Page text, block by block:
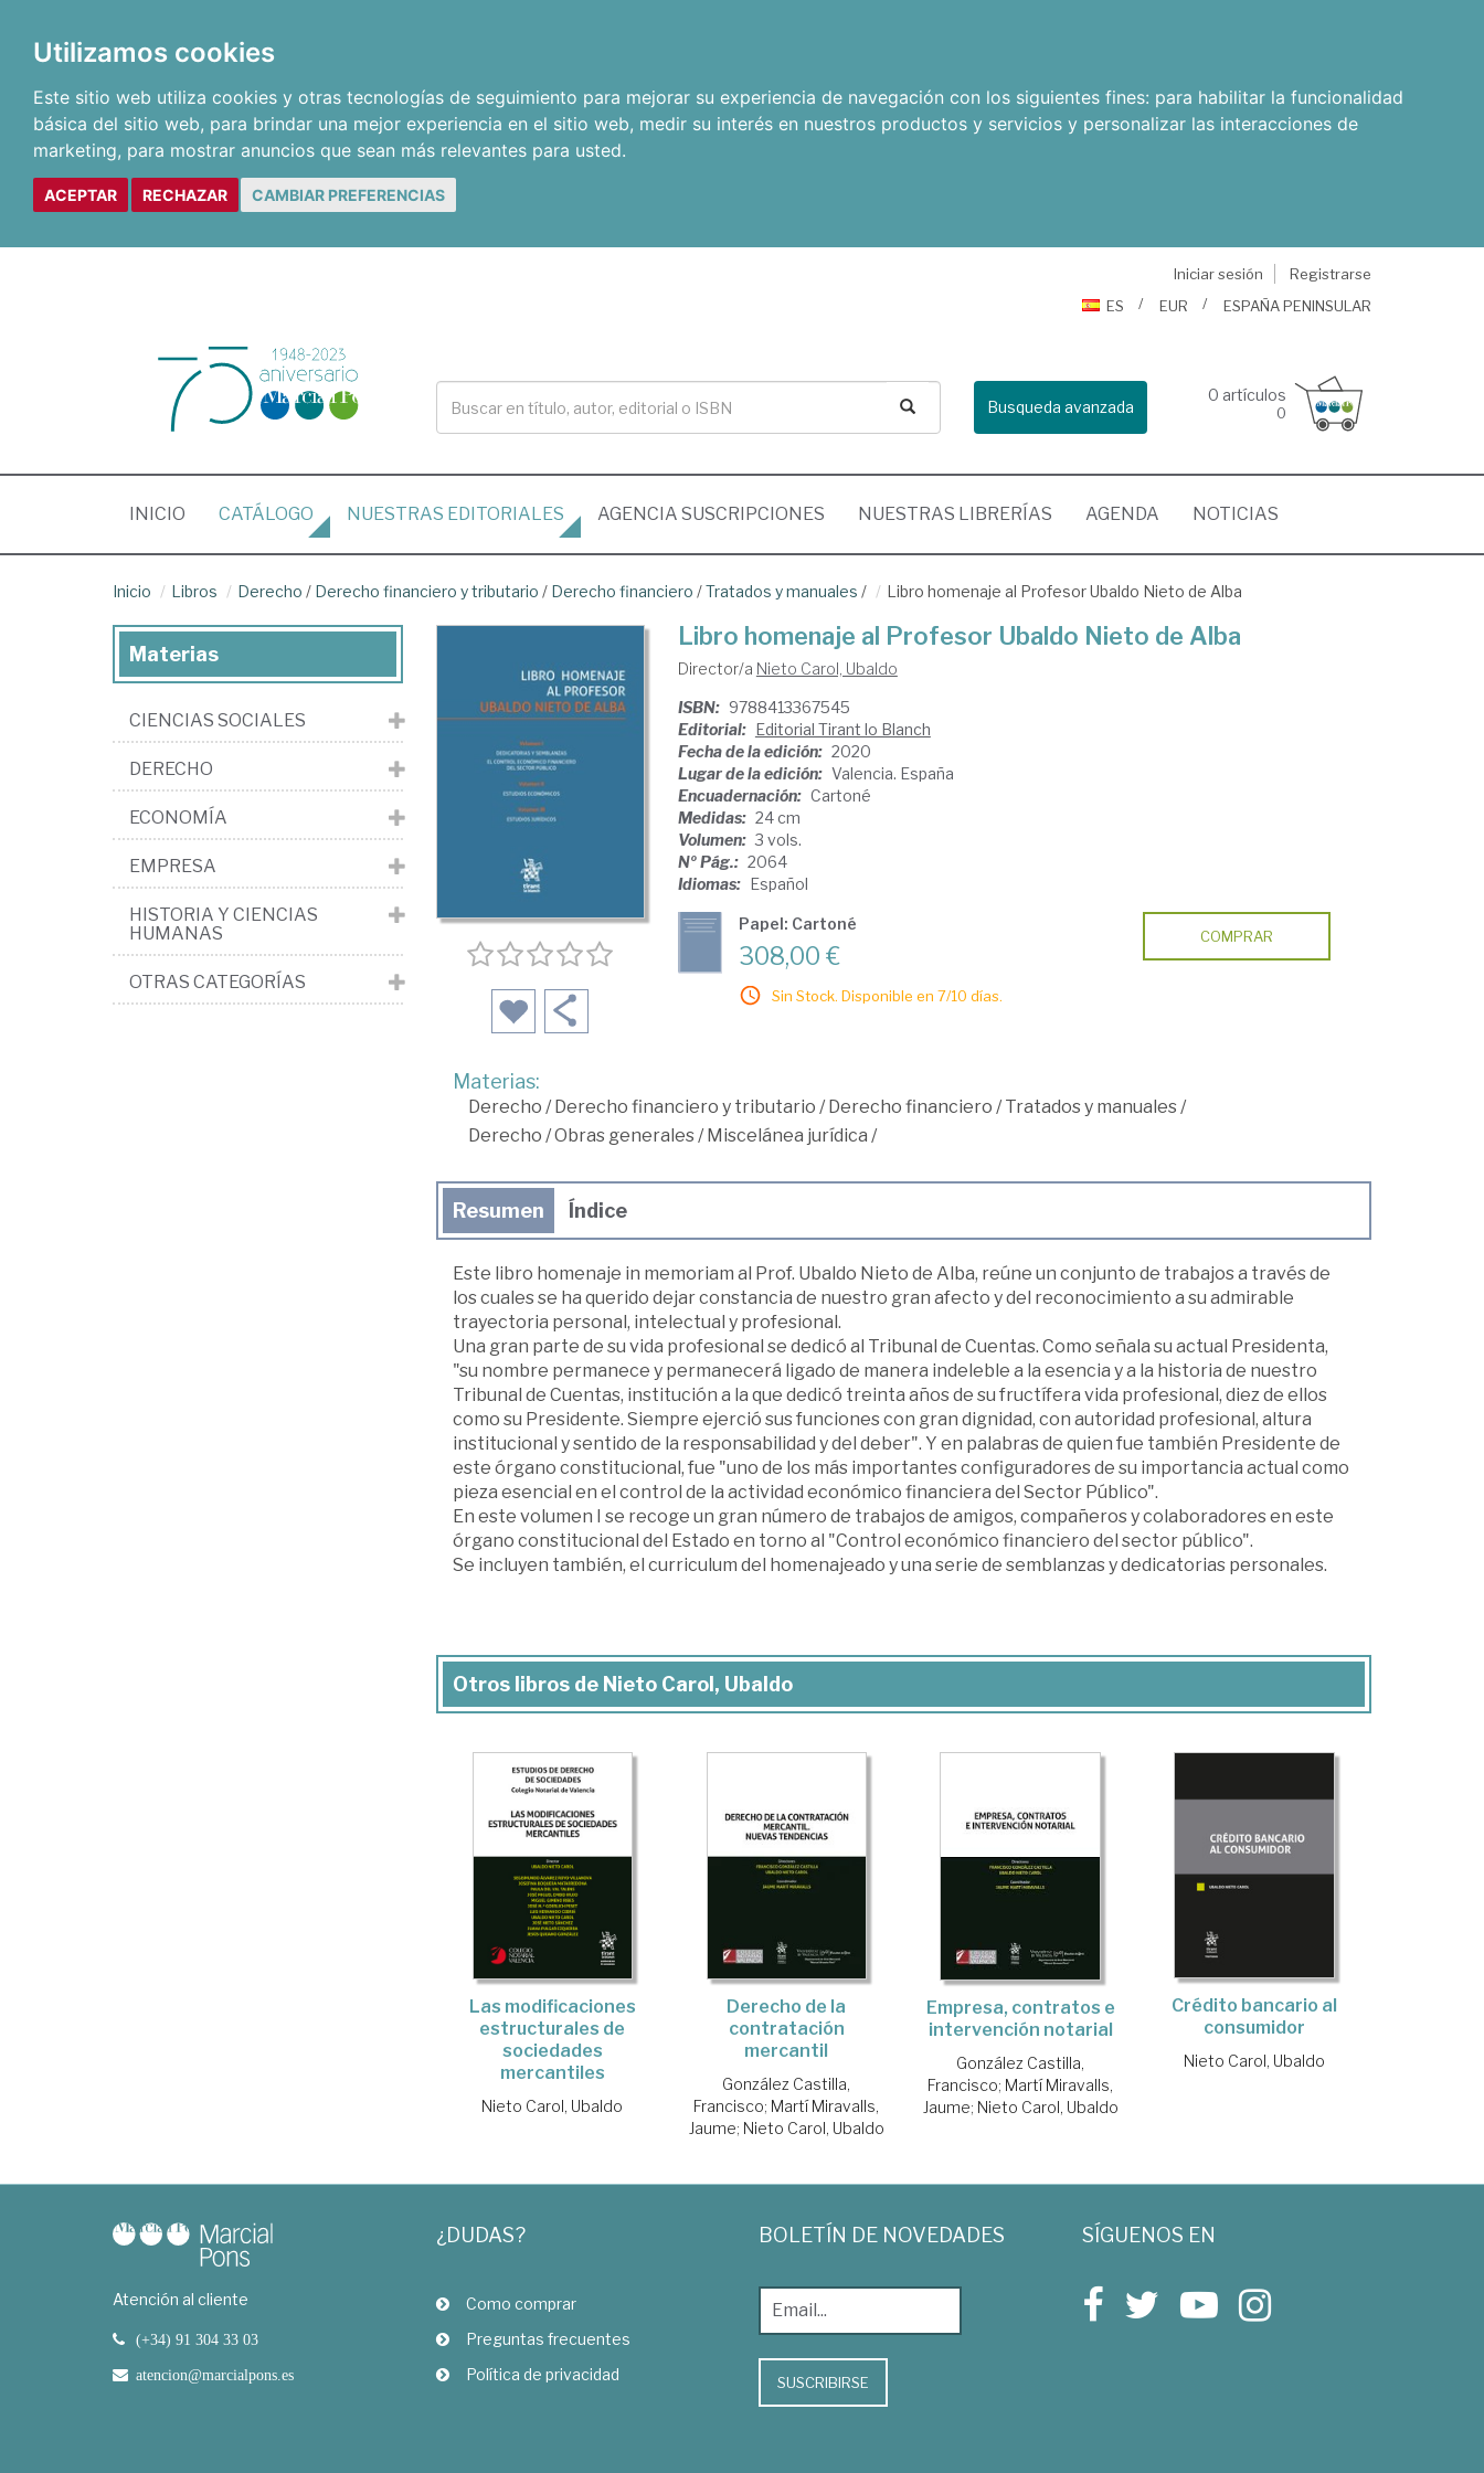
Utilizamos cookies
Este sitio web utiliza cookies y otras tecnologías de seguimiento para mejorar su experiencia de navegación con los siguientes fines: para habilitar la funcionalidad
básica del sitio web, para brindar una mejor experiencia en el sitio web, medir su interés en nuestros productos y servicios y personalizar las interacciones de
marketing, para mostrar anuncios que sean más relevantes para usted.
ACEPTAR RECHAZAR CAMBIAR PREFERENCIAS
Iniciar sesión
Registrarse
ES
EUR ESPAÑA PENINSULAR
Busqueda avanzada
0 artículos
0
INICIO (CURRENT)
CATÁLOGO NUESTRAS EDITORIALES AGENCIA SUSCRIPCIONES NUESTRAS LIBRERÍAS AGENDA NOTICIAS
Inicio Libros Derecho / Derecho financiero y tributario / Derecho financiero /Tratados y manuales / Libro homenaje al Profesor Ubaldo Nieto de Alba
Libro homenaje al Profesor Ubaldo Nieto de Alba
Director/a Nieto Carol, Ubaldo
ISBN: 9788413367545
Editorial: Editorial Tirant lo Blanch
Fecha de la edición: 2020
Lugar de la edición: Valencia. España
Encuadernación: Cartoné
Medidas: 24 cm
Volumen: 3 vols.
Nº Pág.: 2064
Idiomas: Español
Papel: Cartoné
308,00 €
Sin Stock. Disponible en 7/10 días.
COMPRAR
Materias:
Derecho / Derecho financiero y tributario / Derecho financiero /Tratados y manuales/
Derecho /Obras generales/ Miscelánea jurídica /
Resumen Índice
Este libro homenaje in memoriam al Prof. Ubaldo Nieto de Alba, reúne un conjunto de trabajos a través de
los cuales se ha querido dejar constancia de nuestro gran afecto y del reconocimiento a su admirable
trayectoria personal, intelectual y profesional.
Una gran parte de su vida profesional se dedicó al Tribunal de Cuentas. Como señala su actual Presidenta,
"su nombre permanece y permanecerá ligado de manera indeleble a la esencia y a la historia de nuestro
Tribunal de Cuentas, institución a la que dedicó treinta años de su fructífera vida profesional, diez de ellos
como su Presidente. Siempre ejerció sus funciones con gran dignidad, con autoridad profesional, altura
institucional y sentido de la responsabilidad y del deber". Y en palabras de quien fue también Presidente de
este órgano constitucional, fue "uno de los más importantes configuradores de su importancia actual como
pieza esencial en el control de la actividad económico financiera del Sector Público".
En este volumen I se recoge un gran número de trabajos de amigos, compañeros y colaboradores en este
órgano constitucional del Estado en torno al "Control económico financiero del sector público".
Se incluyen también, el curriculum del homenajeado y una serie de semblanzas y dedicatorias personales.
Otros libros de Nieto Carol, Ubaldo
Las modificaciones
estructurales de
sociedades
mercantiles
Nieto Carol, Ubaldo
Derecho de la
contratación
mercantil
González Castilla,
Francisco; Martí Miravalls,
Jaume; Nieto Carol, Ubaldo
Empresa, contratos e
intervención notarial
González Castilla,
Francisco; Martí Miravalls,
Jaume; Nieto Carol, Ubaldo
Crédito bancario al
consumidor
Nieto Carol, Ubaldo
Materias
CIENCIAS SOCIALES
DERECHO
ECONOMÍA
EMPRESA
HISTORIA Y CIENCIAS
HUMANAS
OTRAS CATEGORÍAS
Atención al cliente
(+34) 91 304 33 03
atencion@marcialpons.es
¿DUDAS?
Como comprar
Preguntas frecuentes
Política de privacidad
BOLETÍN DE NOVEDADES
SUSCRIBIRSE
SÍGUENOS EN